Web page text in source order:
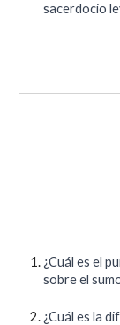
sacerdocio
¿Cuál es el
sobre el
¿Cuál es la